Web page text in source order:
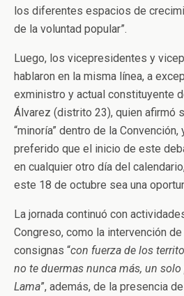
los diferentes espacios de
de la voluntad popular”.
Luego, los vicepresidentes y
hablaron en la misma línea, a
exministro y actual constituyente
Álvarez (distrito 23), quien afirmó
“minoría” dentro de la Convención,
preferido que el inicio de este
en cualquier otro día del
este 18 de octubre sea una
La jornada continuó con
Congreso, como la intervención
consignas “con fuerza de los
no te duermas nunca más, un solo
Lama”, además, de la presencia